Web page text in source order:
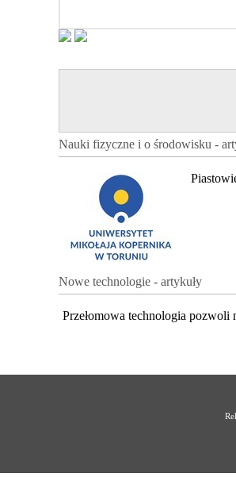
Nauki fizyczne i o środowisku -
Nowe technologie - artykuły
Przełomowa technologia